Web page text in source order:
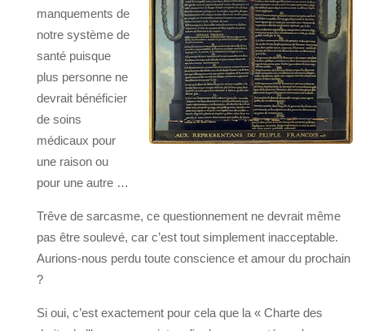
manquements de
notre système de
santé puisque
plus personne ne
devrait bénéficier
de soins
médicaux pour
une raison ou
pour une autre …
Trêve de sarcasme, ce questionnement ne devrait même
pas être soulevé, car c’est tout simplement inacceptable.
Aurions-nous perdu toute conscience et amour du prochain
?
Si oui, c’est exactement pour cela que la « Charte des